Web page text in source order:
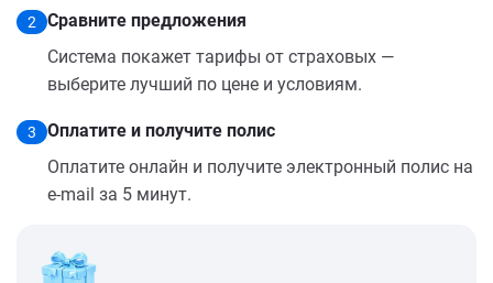
2
Сравните предложения
Система покажет тарифы от страховых —
выберите лучший по цене и условиям.
3
Оплатите и получите полис
Оплатите онлайн и получите электронный полис на
e-mail за 5 минут.